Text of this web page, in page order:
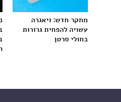
מחקר חדש: ויאגרה
עשויה להפחית גרורות
בחולי סרטן